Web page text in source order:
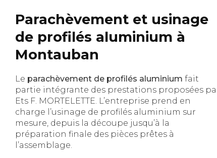
Parachèvement et usinage
de profilés aluminium à
Montauban
Le parachèvement de profilés aluminium fait
partie intégrante des prestations proposées
Ets F. MORTELETTE. L’entreprise prend en
charge l’usinage de profilés aluminium sur
mesure, depuis la découpe jusqu’à la
préparation finale des pièces prêtes à
l’assemblage.